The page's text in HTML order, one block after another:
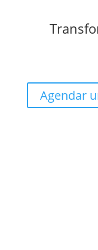
Agendar